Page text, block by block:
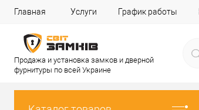
Главная Услуги График работы
Продажа и установка замков и дверной
фурнитуры по всей Украине